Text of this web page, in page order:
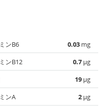
ンB6 0.03 mg
ンB12
0.7 µg
19 µg
ンA
2 µg